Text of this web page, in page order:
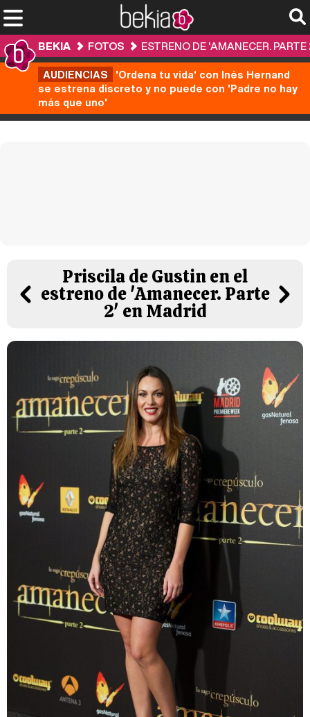
BEKIA FOTOS
ESTRENO DE 'AMANECER.
AUDIENCIAS 'Ordena tu vida' con Inés Hernand
se estrena discreto y no puede con 'Padre no hay
más que uno'
Priscila de Gustin en el
estreno de 'Amanecer. Parte
2' en Madrid